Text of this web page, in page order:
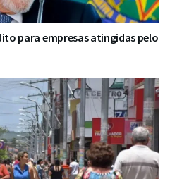
para empresas atingidas pelo